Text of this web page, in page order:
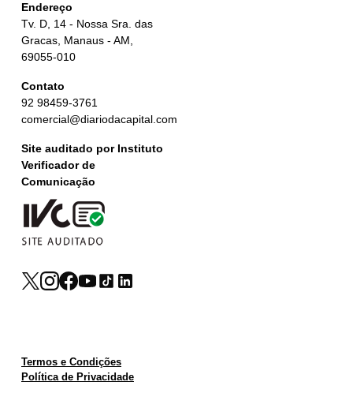
Endereço
Tv. D, 14 - Nossa Sra. das
Gracas, Manaus - AM,
69055-010
Contato
92 98459-3761
comercial@diariodacapital.com
Site auditado por Instituto
Verificador de
Comunicação
Termos e Condições
Política de Privacidade